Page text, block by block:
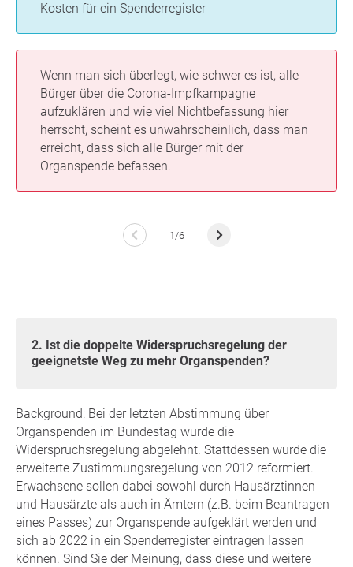
Kosten für ein Spenderregister
Wenn man sich überlegt, wie schwer es ist, alle
Bürger über die Corona-Impfkampagne
aufzuklären und wie viel Nichtbefassung hier
herrscht, scheint es unwahrscheinlich, dass man
erreicht, dass sich alle Bürger mit der
Organspende befassen.
1/6
2. Ist die doppelte Widerspruchsregelung der
geeignetste Weg zu mehr Organspenden?
Background: Bei der letzten Abstimmung über
Organspenden im Bundestag wurde die
Widerspruchsregelung abgelehnt. Stattdessen wurde die
erweiterte Zustimmungsregelung von 2012 reformiert.
Erwachsene sollen dabei sowohl durch Hausärztinnen
und Hausärzte als auch in Ämtern (z.B. beim Beantragen
eines Passes) zur Organspende aufgeklärt werden und
sich ab 2022 in ein Spenderregister eintragen lassen
können. Sind Sie der Meinung, dass diese und weitere